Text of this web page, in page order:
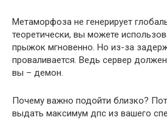
Метаморфоза не генерирует
теоретически, вы можете
прыжок мгновенно. Но из-за
проваливается. Ведь сервер
вы – демон.
Почему важно подойти близко?
выдать максимум дпс из вашего